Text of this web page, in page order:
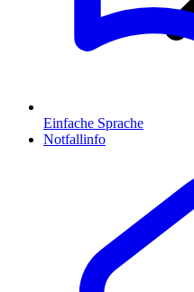
Einfache Sprache
Notfallinfo